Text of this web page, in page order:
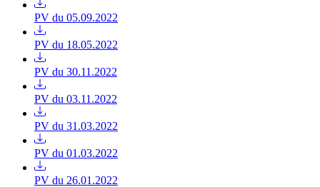
PV du 05.09.2022
PV du 18.05.2022
PV du 30.11.2022
PV du 03.11.2022
PV du 31.03.2022
PV du 01.03.2022
PV du 26.01.2022